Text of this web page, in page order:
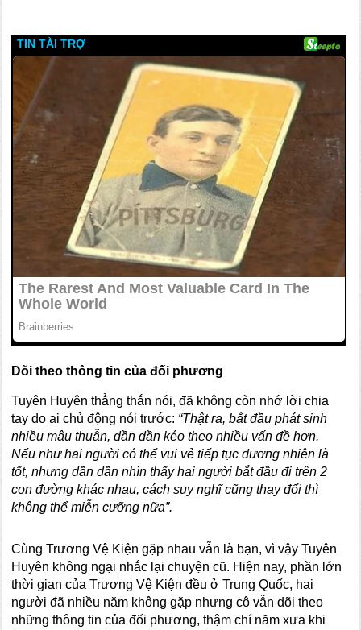
Dõi theo thông tin của đối phương
Tuyên Huyên thẳng thắn nói, đã không còn nhớ lời chia
tay do ai chủ động nói trước: “Thật ra, bắt đầu phát sinh
nhiều mâu thuẫn, dần dần kéo theo nhiều vấn đề hơn.
Nếu như hai người có thể vui vẻ tiếp tục đương nhiên là
tốt, nhưng dần dần nhìn thấy hai người bắt đầu đi trên 2
con đường khác nhau, cách suy nghĩ cũng thay đổi thì
không thể miễn cưỡng nữa”.
Cùng Trương Vệ Kiện gặp nhau vẫn là bạn, vì vậy Tuyên
Huyên không ngại nhắc lại chuyện cũ. Hiện nay, phần lớn
thời gian của Trương Vệ Kiện đều ở Trung Quốc, hai
người đã nhiều năm không gặp nhưng cô vẫn dõi theo
những thông tin của đối phương, thậm chí năm xưa khi